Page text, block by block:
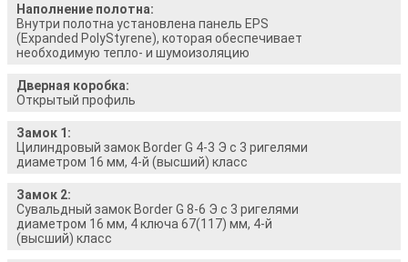
Наполнение полотна:
Внутри полотна установлена панель EPS
(Expanded PolyStyrene), которая обеспечивает
необходимую тепло- и шумоизоляцию
Дверная коробка:
Открытый профиль
Замок 1:
Цилиндровый замок Border G 4-3 Э с 3 ригелями
диаметром 16 мм, 4-й (высший) класс
Замок 2:
Сувальдный замок Border G 8-6 Э с 3 ригелями
диаметром 16 мм, 4 ключа 67(117) мм, 4-й
(высший) класс